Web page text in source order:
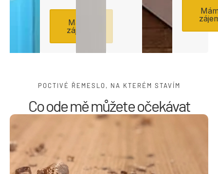
Mám
zájem
POCTIVÉ ŘEMESLO, NA KTERÉM STAVÍM
Co ode mě můžete očekávat